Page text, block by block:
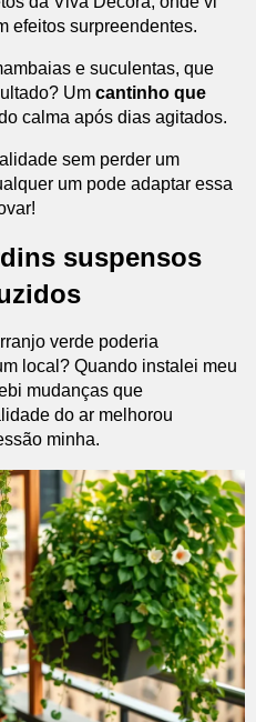
efeitos surpreendentes.
e suculentas, que
Um cantinho que
calma após dias agitados.
sem perder um
um pode adaptar essa
suspensos
verde poderia
local? Quando instalei meu
mudanças que
do ar melhorou
minha.